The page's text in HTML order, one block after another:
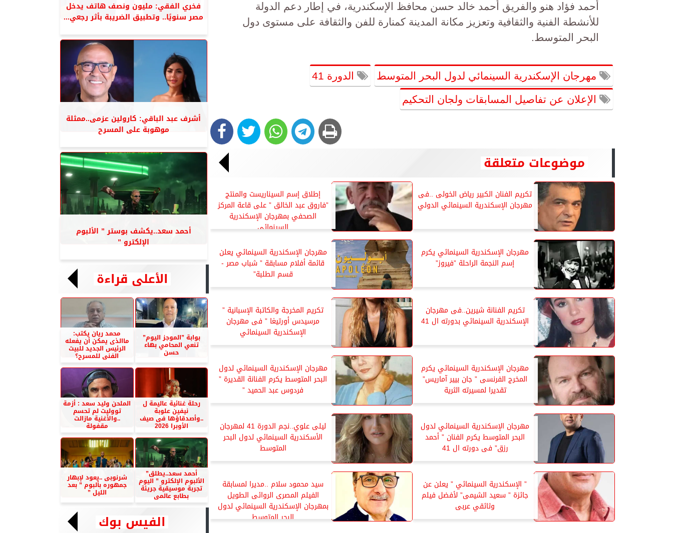
أحمد فؤاد هنو والفريق أحمد خالد حسن محافظ الإسكندرية، في إطار دعم الدولة
للأنشطة الفنية والثقافية وتعزيز مكانة المدينة كمنارة للفن والثقافة على مستوى دول
البحر المتوسط.
مهرجان الإسكندرية السينمائي لدول البحر المتوسط الدورة 41
الإعلان عن تفاصيل المسابقات ولجان التحكيم
موضوعات متعلقة
تكريم الفنان الكبير رياض الخولى ..فى
مهرجان الإسكندرية السينمائي الدولي
إطلاق إسم السيناريست والمنتج
”فاروق عبد الخالق ” على قاعة المركز
الصحفي بمهرجان الإسكندرية
السينمائي
مهرجان الإسكندرية السينمائي يكرم
إسم النجمة الراحلة ”فيروز”
مهرجان الإسكندرية السينمائي يعلن
قائمة أفلام مسابقة ” شباب مصر -
قسم الطلبة”
تكريم الفنانة شيرين..فى مهرجان
الإسكندرية السينمائي بدورته ال 41
تكريم المخرجة والكاتبة الإسبانية ”
مرسيدس أورتيغا ” فى مهرجان
الإسكندرية السينمائي
مهرجان الإسكندرية السينمائي يكرم
المخرج الفرنسى ” جان بيير آماريس”
تقديرا لمسيرته الثرية
مهرجان الإسكندرية السينمائي لدول
البحر المتوسط يكرم الفنانة القديرة ”
فردوس عبد الحميد ”
مهرجان الإسكندرية السينمائي لدول
البحر المتوسط يكرم الفنان ” أحمد
رزق” فى دورته ال 41
ليلى علوي..نجم الدورة 41 لمهرجان
الأسكندرية السينمائي لدول البحر
المتوسط
” الإسكندرية السينمائي ” يعلن عن
جائزة ” سعيد الشيمى” لأفضل فيلم
وثائقي عربى
سيد محمود سلام ..مديرا لمسابقة
الفيلم المصرى الروائى الطويل
بمهرجان الإسكندرية السينمائي لدول
البحر المتوسط
فخري الفقي: مليون ونصف هاتف يدخل
مصر سنويًا.. وتطبيق الضريبة بأثر رجعي...
أشرف عبد الباقي: كارولين عزمى..ممثلة
موهوبة على المسرح
أحمد سعد..يكشف بوستر ” الألبوم
الإلكترو ”
الأعلى قراءة
بوابة ”الموجز اليوم”
تنعي المحامي بهاء
حسن
محمد ريان يكتب:
ماالذى يمكن أن يفعله
الرئيس الجديد للبيت
الفنى للمسرح؟
رحلة غنائية عاليمة ل
نيفين علوبة
..وأصدقاؤها فى صيف
الأوبرا 2026
الملحن وليد سعد : أزمة
تووليت لم تحسم
..والأغنية مازالت
مقفولة
أحمد سعد..يطلق”
الألبوم الإلكترو ” اليوم
تجربة موسيقية جريئة
بطابع عالمى
شرنوبى ..يعود لإبهار
جمهوره بألبوم ” بعد
الليل ”
الفيس بوك